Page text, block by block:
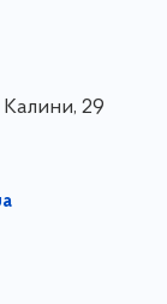
Калини, 29